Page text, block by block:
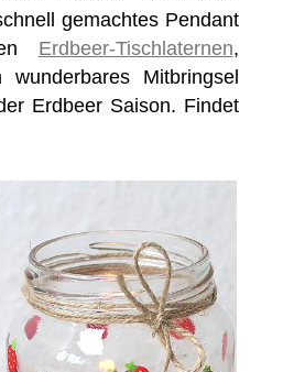
gemachtes Pendant
Erdbeer-Tischlaternen,
Mitbringsel
Erdbeer Saison. Findet